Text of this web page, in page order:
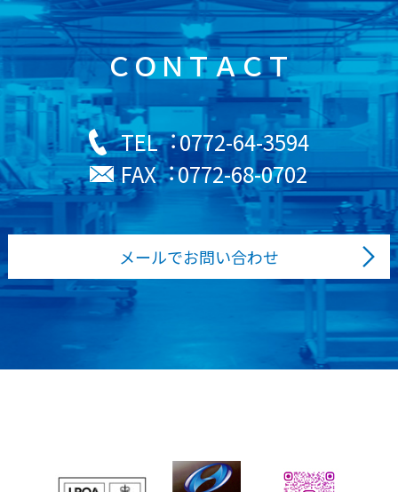
ＣＯＮＴＡＣＴ
TEL︓0772-64-3594
FAX︓0772-68-0702
メールでお問い合わせ